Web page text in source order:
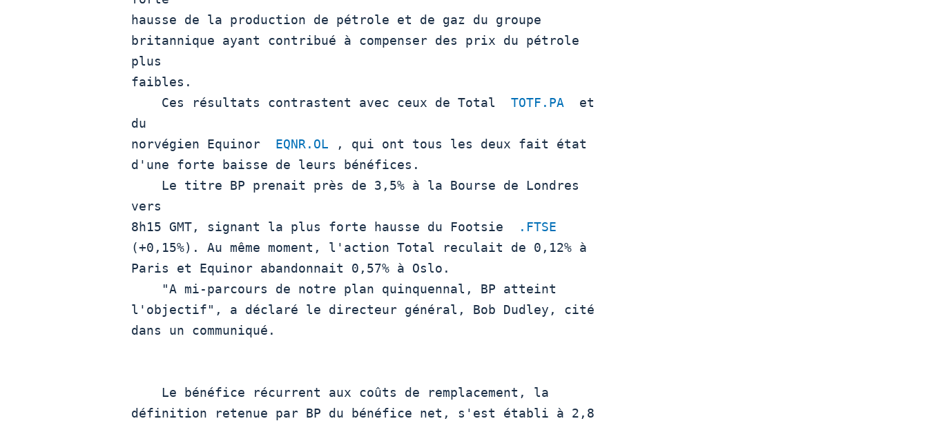
hausse de la production de pétrole et de gaz du groupe
britannique ayant contribué à compenser des prix du pétrole
plus
faibles.
    Ces résultats contrastent avec ceux de Total
TOTF.PA
  et
du
norvégien Equinor EQNR.OL , qui ont tous les deux fait état
d'une forte baisse de leurs bénéfices.
vers
8h15 GMT, signant la plus forte hausse du Footsie
.FTSE
(+0,15%). Au même moment, l'action Total reculait de 0,12% à
Paris et Equinor abandonnait 0,57% à Oslo.
l'objectif", a déclaré le directeur général, Bob Dudley, cité
dans un communiqué.
définition retenue par BP du bénéfice net, s'est établi à 2,8